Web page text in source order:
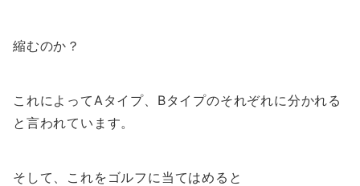
縮むのか？
これによってAタイプ、Bタイプのそれぞれに分かれる
と言われています。
そして、これをゴルフに当てはめると